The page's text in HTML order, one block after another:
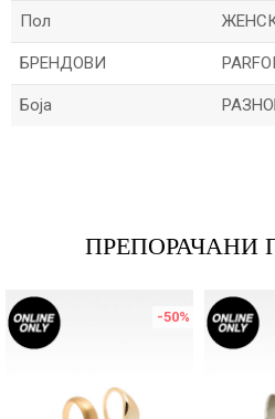
Пол
БРЕНДОВИ
Боја
ПРЕПОРАЧАНИ
-50%